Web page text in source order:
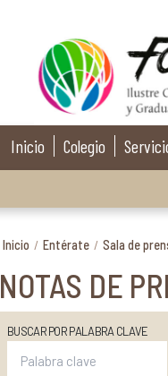
Inicio Colegio
Inicio / Entérate / Sala de
NOTAS DE
BUSCAR POR PALABRA CLAVE